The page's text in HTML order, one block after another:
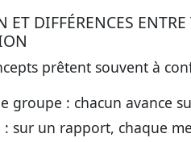
DIFFÉRENCES
prêtent souvent à
groupe : chacun avance
: sur un rapport, chaque